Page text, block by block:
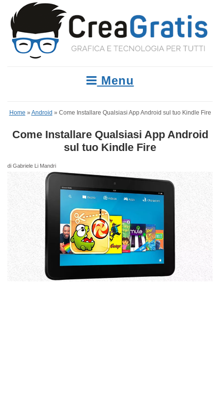
Menu
Home » Android » Come Installare Qualsiasi App Android sul tuo Kindle Fire
Come Installare Qualsiasi App Android
sul tuo Kindle Fire
di Gabriele Li Mandri